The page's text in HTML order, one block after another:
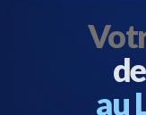
au